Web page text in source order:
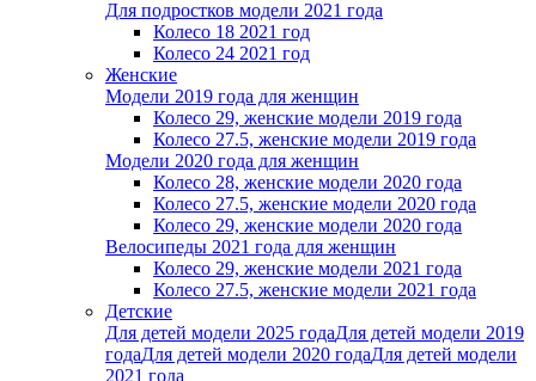
Для подростков модели 2021 года
Колесо 18 2021 год
Колесо 24 2021 год
Женскиe
Модели 2019 года для женщин
Колесо 29, женские модели 2019 года
Колесо 27.5, женские модели 2019 года
Модели 2020 года для женщин
Колесо 28, женские модели 2020 года
Колесо 27.5, женские модели 2020 года
Колесо 29, женские модели 2020 года
Велосипеды 2021 года для женщин
Колесо 29, женские модели 2021 года
Колесо 27.5, женские модели 2021 года
Детские
Для детей модели 2025 годаДля детей модели 2019
годаДля детей модели 2020 годаДля детей модели
2021 года